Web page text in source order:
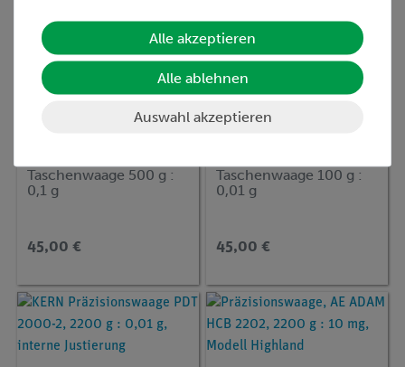
Taschenwaage 500 g :
0,1 g
45,00 €
Taschenwaage 100 g :
0,01 g
45,00 €
Alle akzeptieren
Alle ablehnen
Auswahl akzeptieren